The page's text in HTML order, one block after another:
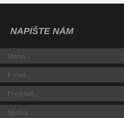
NAPÍŠTE NÁM